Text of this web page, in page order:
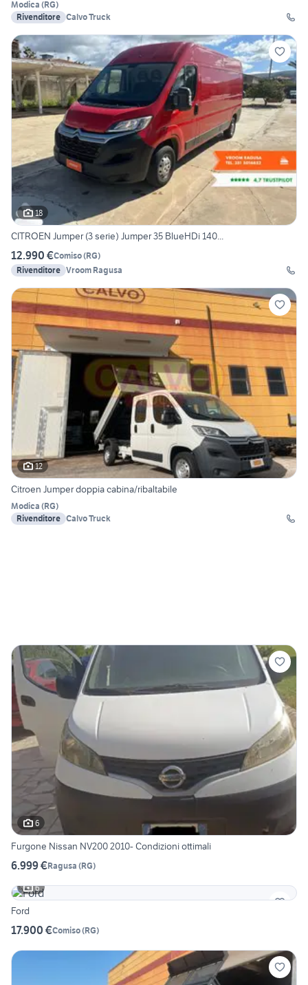
Modica (RG)
Rivenditore Calvo Truck
18
CITROEN Jumper (3 serie) Jumper 35 BlueHDi 140...
12.990 €Comiso(RG)
Rivenditore Vroom Ragusa
12
Citroen Jumper doppia cabina/ribaltabile
Modica (RG)
Rivenditore Calvo Truck
6
Furgone Nissan NV200 2010- Condizioni ottimali
6.999 €Ragusa (RG)
6
Ford
17.900 €Comiso(RG)